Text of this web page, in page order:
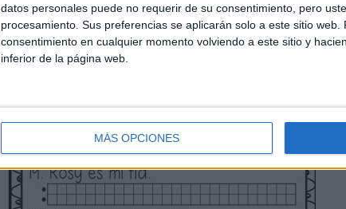
datos personales puede no requerir de su consentimiento, pero
procesamiento. Sus preferencias se aplicarán solo a este sitio
consentimiento en cualquier momento volviendo a este sitio y
inferior de la página web.
MÁS OPCIONES